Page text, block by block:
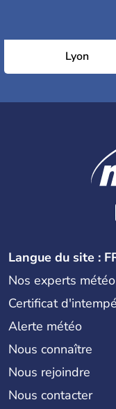
Lyon
Langue du site :
Nos experts météo
Certificat
Alerte météo
Nous connaître
Nous rejoindre
Nous contacter